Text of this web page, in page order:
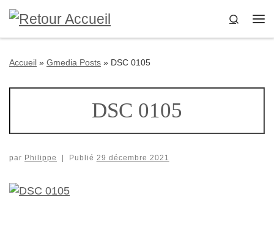
Passer au contenu
Search
Accueil » Gmedia Posts » DSC 0105
DSC 0105
par Philippe Publié 29 décembre 2021